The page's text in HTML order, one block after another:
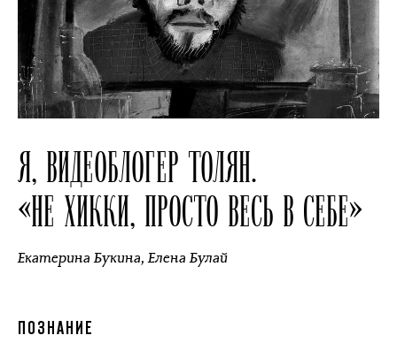
Я, ВИДЕОБЛОГЕР ТОЛЯН.
«НЕ ХИККИ, ПРОСТО ВЕСЬ В СЕБЕ»
Екатерина Букина,Елена Булай
ПОЗНАНИЕ